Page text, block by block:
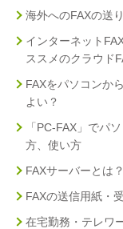
海外へのFAXの送
インターネット
ススメのクラウド
FAXをパソコンか
よい？
「PC-FAX」でパ
方、使い方
FAXサーバーとは
FAXの送信用紙・
在宅勤務・テレワ